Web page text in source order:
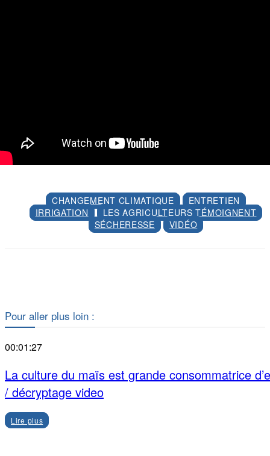
CHANGEMENT CLIMATIQUE
ENTRETIEN
IRRIGATION
LES AGRICULTEURS TÉMOIGNENT
SÉCHERESSE
VIDÉO
Pour aller plus loin :
00:01:27
La culture du maïs est grande consommatrice
/ décryptage video
Lire plus